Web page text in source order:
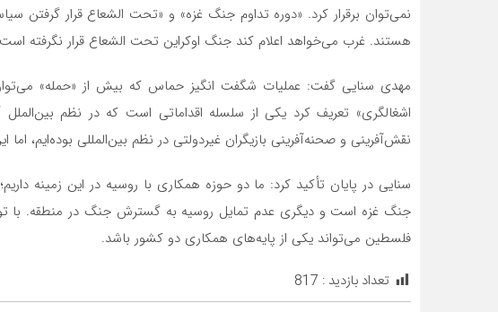
نمی‌توان برقرار کرد. «دوره تداوم جنگ غزه» و «تحت الشعاع قرار گرفتن
هستند. غرب می‌خواهد اعلام کند جنگ اوکراین تحت الشعاع قرار نگرفته
مهدی سنایی گفت: عملیات شگفت انگیز حماس که بیش از «حمله»
اشغالگری» تعریف کرد یکی از سلسله اقداماتی است که در نظم
نقش‌آفرینی و صحنه‌آفرینی بازیگران غیردولتی در نظم بین‌المللی بوده‌ایم، اما
سنایی در پایان تأکید کرد: ما دو حوزه همکاری با روسیه در این زمینه
جنگ غزه است و دیگری عدم تمایل روسیه به گسترش جنگ در منطقه. با
فلسطین می‌تواند یکی از پایه‌های همکاری دو کشور باشد.
تعداد بازدید : 817